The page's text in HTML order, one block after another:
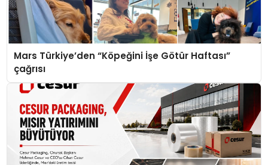
Mars Türkiye’den “Köpeğini İşe Götür Haftası”
çağrısı